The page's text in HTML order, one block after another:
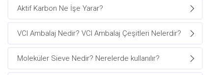
Aktif Karbon Ne İşe Yarar?
VCI Ambalaj Nedir? VCI Ambalaj Çeşitleri Nelerdir?
Moleküler Sieve Nedir? Nerelerde kullanılır?